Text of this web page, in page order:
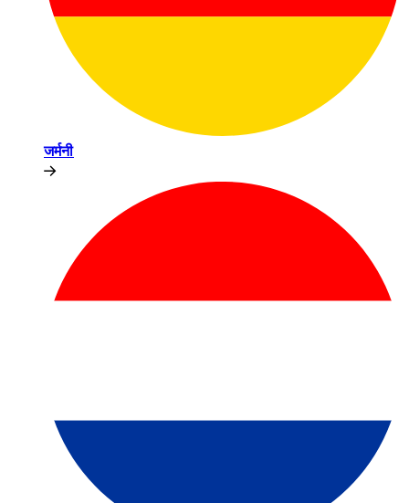
जर्मनी​​